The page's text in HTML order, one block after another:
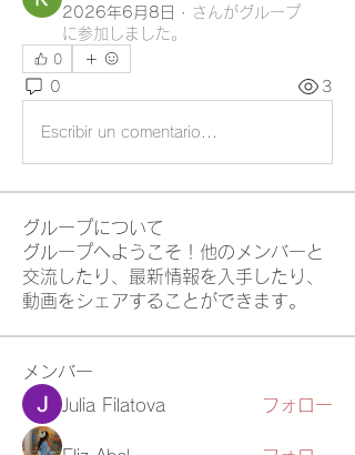
2026年6月8日 · さんがグループ
に参加しました。
0
0 3
Escribir un comentario...
グループについて
グループへようこそ！他のメンバーと
交流したり、最新情報を入手したり、
動画をシェアすることができます。
メンバー
Julia Filatova
フォロー